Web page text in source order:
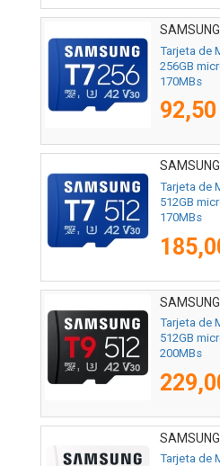
Tarjeta de
256GB
170MBs
Tarjeta de
512GB
170MBs
Tarjeta de
512GB
200MBs
Tarjeta de